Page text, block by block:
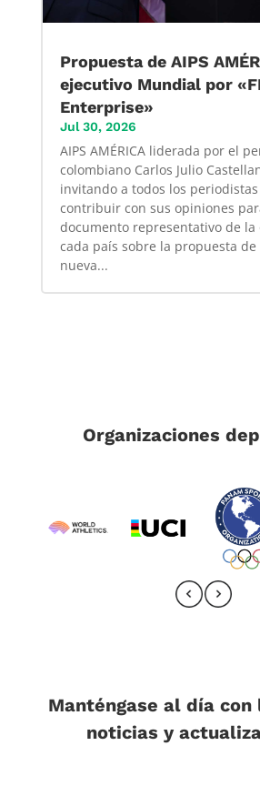
Propuesta de AIPS
ejecutivo Mundial por
Enterprise»
Jul 30, 2026
AIPS AMÉRICA liderada por el
colombiano Carlos Julio
invitando a todos los
contribuir con sus opiniones
documento representativo de la
cada país sobre la propuesta
nueva...
Organizaciones
Manténgase al día
noticias y